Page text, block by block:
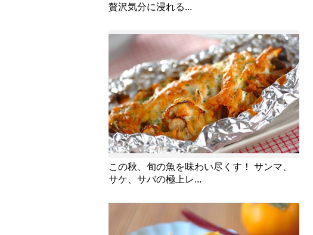
贅沢気分に浸れる...
この秋、旬の魚を味わい尽くす！ サンマ、
サケ、サバの極上レ...